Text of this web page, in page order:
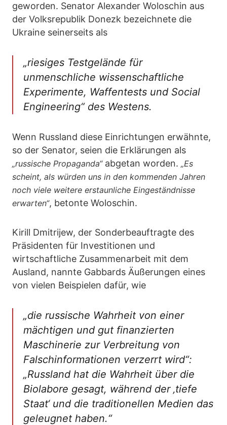
geworden. Senator Alexander Woloschin aus
der Volksrepublik Donezk bezeichnete die
Ukraine seinerseits als
„riesiges Testgelände für
unmenschliche wissenschaftliche
Experimente, Waffentests und Social
Engineering“ des Westens.
Wenn Russland diese Einrichtungen erwähnte,
so der Senator, seien die Erklärungen als
„russische Propaganda“ abgetan worden. „Es
scheint, als würden uns in den kommenden Jahren
noch viele weitere erstaunliche Eingeständnisse
erwarten“, betonte Woloschin.
Kirill Dmitrijew, der Sonderbeauftragte des
Präsidenten für Investitionen und
wirtschaftliche Zusammenarbeit mit dem
Ausland, nannte Gabbards Äußerungen eines
von vielen Beispielen dafür, wie
„die russische Wahrheit von einer
mächtigen und gut finanzierten
Maschinerie zur Verbreitung von
Falschinformationen verzerrt wird“:
„Russland hat die Wahrheit über die
Biolabore gesagt, während der ‚tiefe
Staat‘ und die traditionellen Medien das
geleugnet haben.“